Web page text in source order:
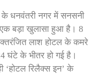
धनवंतरी नगर में सनसनी
एक बड़ा खुलासा हुआ है। 8
लाश होटल के कमरे
घंटे के भीतर हो गई है।
‘होटल रिलैक्स इन’ के